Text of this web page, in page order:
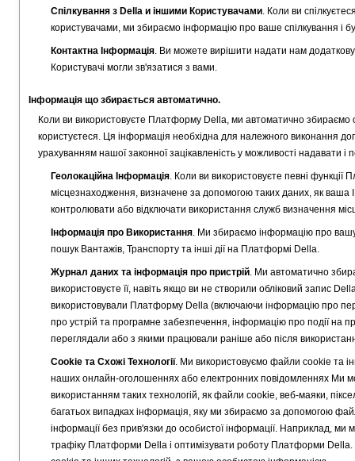
Спілкування з Della и іншими Користувачами. Коли ви
користувачами, ми збираємо інформацію про ваше спілкування і
Контактна Інформація. Ви можете вирішити надати нам
Користувачі могли зв'язатися з вами.
Інформація що збирається автоматично.
Коли ви використовуєте Платформу Della, ми автоматично збираємо
користуєтеся. Ця інформація необхідна для належного виконання
урахуванням нашої законної зацікавленість у можливості
Геолокаційна Інформація. Коли ви використовуєте певні
місцезнаходження, визначене за допомогою таких даних, як ваша
контролювати або відключати використання служб визначення
Інформація про Використання. Ми збираємо інформацію про
пошук Вантажів, Транспорту та інші дії на Платформі Della.
Журнал даних та інформація про пристрій. Ми автоматично
використовуєте її, навіть якщо ви не створили обліковий запис
використовували Платформу Della (включаючи інформацію про
про устрій та програмне забезпечення, інформацію про події на
переглядали або з якими працювали раніше або після
Cookie та Схожі Технології. Ми використовуємо файли cookie та
наших онлайн-оголошеннях або електронних повідомленнях Ми
використанням таких технологій, як файли cookie, веб-маяки,
багатьох випадках інформація, яку ми збираємо за допомогою
інформації без прив'язки до особистої інформації. Наприклад,
трафіку Платформи Della і оптимізувати роботу Платформи